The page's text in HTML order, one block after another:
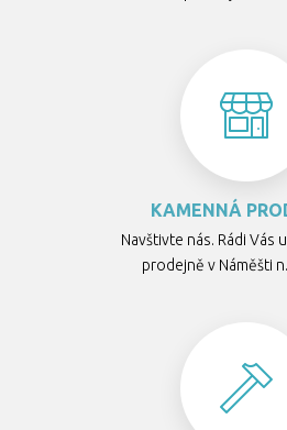
KAMENNÁ
Navštivte nás. Rádi Vás
prodejně v Náměšti